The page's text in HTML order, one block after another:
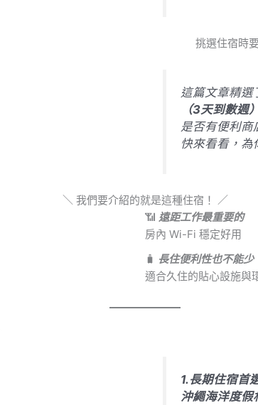
挑選住宿時
這篇文章精選
（3天到數週）
是否有便利商
快來看看，為
＼ 我們要介紹的就是這種住宿！ ／
📶 遠距工作最重要的
房內 Wi-Fi 穩定好用
🧳 長住便利性也不能少
適合久住的貼心設施與
1.長期住宿首
沖繩海洋度